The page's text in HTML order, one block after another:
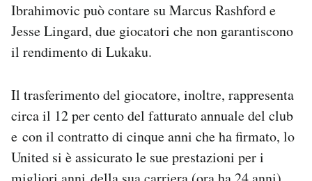
Ibrahimovic può contare su Marcus Rashford e
Jesse Lingard, due giocatori che non garantiscono
il rendimento di Lukaku.
Il trasferimento del giocatore, inoltre, rappresenta
circa il 12 per cento del fatturato annuale del club
e con il contratto di cinque anni che ha firmato, lo
United si è assicurato le sue prestazioni per i